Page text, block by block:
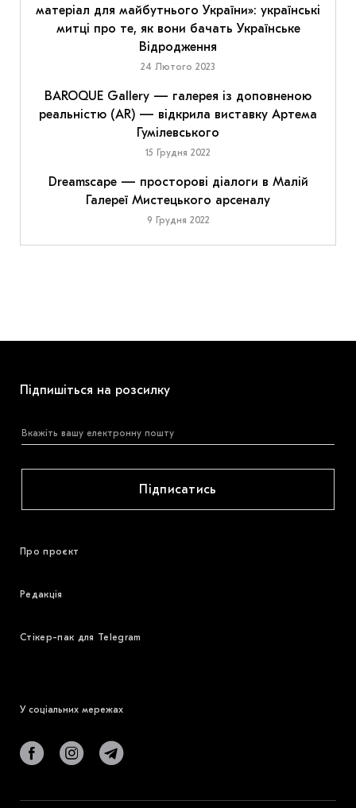
матеріал для майбутнього України»: українські
митці про те, як вони бачать Українське
Відродження
24 Лютого 2023
BAROQUE Gallery — галерея із доповненою
реальністю (AR) — відкрила виставку Артема
Гумілевського
15 Грудня 2022
Dreamscape — просторові діалоги в Малій
Галереї Мистецького арсеналу
9 Грудня 2022
Підпишіться на розсилку
Підписатись
Про проєкт
Редакція
Стікер-пак для Telegram
У соціальних мережах